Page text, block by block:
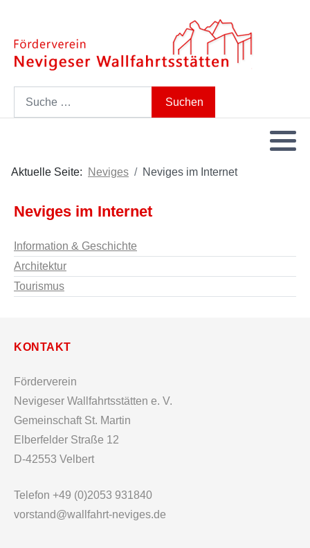
Suchen
Aktuelle Seite: Neviges Neviges im Internet
Neviges im Internet
Information & Geschichte
Architektur
Tourismus
KONTAKT
Förderverein
Nevigeser Wallfahrtsstätten e. V.
Gemeinschaft St. Martin
Elberfelder Straße 12
D-42553 Velbert
Telefon +49 (0)2053 931840
vorstand@wallfahrt-neviges.de